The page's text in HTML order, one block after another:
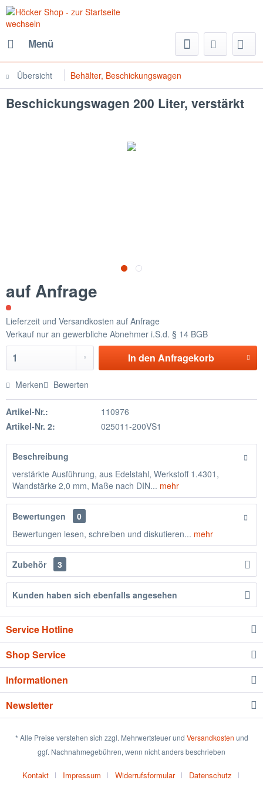
Menü
Übersicht Behälter, Beschickungswagen
Beschickungswagen 200 Liter, verstärkt
auf Anfrage
Lieferzeit und Versandkosten auf Anfrage
Verkauf nur an gewerbliche Abnehmer i.S.d. § 14 BGB
In den Anfragekorb
Merken Bewerten
Artikel-Nr.:
110976
Artikel-Nr. 2:
025011-200VS1
Beschreibung
verstärkte Ausführung, aus Edelstahl, Werkstoff 1.4301,
Wandstärke 2,0 mm, Maße nach DIN... mehr
Bewertungen
0
Bewertungen lesen, schreiben und diskutieren... mehr
Zubehör 3
Kunden haben sich ebenfalls angesehen
Service Hotline
Shop Service
Informationen
Newsletter
* Alle Preise verstehen sich zzgl. Mehrwertsteuer und Versandkosten und
ggf. Nachnahmegebühren, wenn nicht anders beschrieben
Kontakt Impressum Widerrufsformular Datenschutz